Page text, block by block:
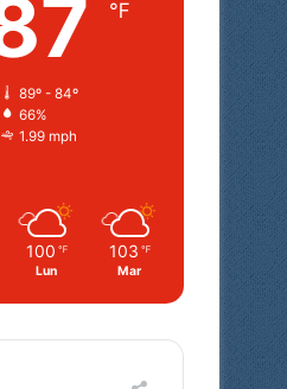
℉
89º - 84º
66%
1.99 mph
100 ℉
Lun
103 ℉
Mar